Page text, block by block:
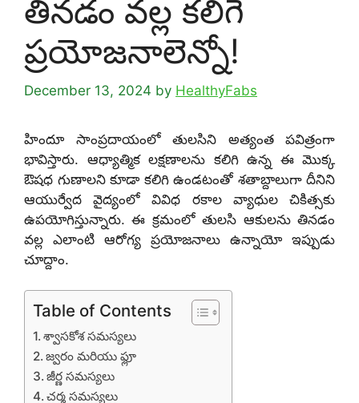
తినడం వల్ల కలిగే
ప్రయోజనాలెన్నో!
December 13, 2024 by HealthyFabs
హిందూ సాంప్రదాయంలో తులసిని అత్యంత పవిత్రంగా
భావిస్తారు. ఆధ్యాత్మిక లక్షణాలను కలిగి ఉన్న ఈ మొక్క
ఔషధ గుణాలని కూడా కలిగి ఉండటంతో శతాబ్దాలుగా దీనిని
ఆయుర్వేద వైద్యంలో వివిధ రకాల వ్యాధుల చికిత్సకు
ఉపయోగిస్తున్నారు. ఈ క్రమంలో తులసి ఆకులను తినడం
వల్ల ఎలాంటి ఆరోగ్య ప్రయోజనాలు ఉన్నాయో ఇప్పుడు
చూద్దాం.
Table of Contents
శ్వాసకోశ సమస్యలు
జ్వరం మరియు ఫ్లూ
జీర్ణ సమస్యలు
చర్మ సమస్యలు